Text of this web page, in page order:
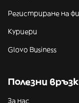
Регистриране на
Куриери
Glovo Business
Полезни
За нас